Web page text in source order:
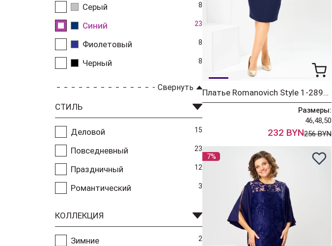
Серый 8
Синий 23
Фиолетовый 8
Черный 8
Свернуть
СТИЛЬ
Деловой 15
Повседневный 23
Праздничный 12
Романтический 3
КОЛЛЕКЦИЯ
Зимние 2
Платье Romanovich Style 1-2899 синий пайетки
Размеры:
46,48,50
232 BYN256 BYN
7%